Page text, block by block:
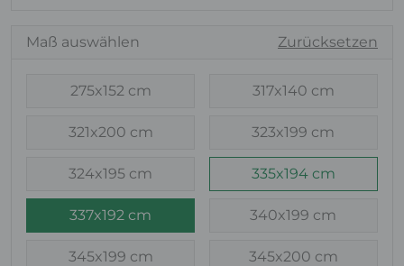
Maß auswählen Zurücksetzen
275x152 cm 317x140 cm
321x200 cm 323x199 cm
324x195 cm 335x194 cm
337x192 cm 340x199 cm
345x199 cm 345x200 cm